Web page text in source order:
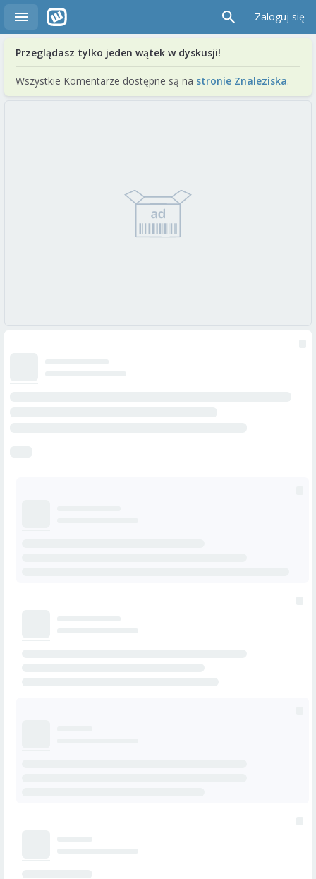
Zaloguj się
Przeglądasz tylko jeden wątek w dyskusji!
Wszystkie Komentarze dostępne są na stronie Znaleziska.